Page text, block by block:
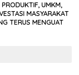
UMKM,
MASYARAKAT
TERUS MENGUAT